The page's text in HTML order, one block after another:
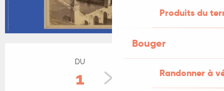
Produits du
Bouger
Randonner à
Ouverture et coordonnées
DU
1